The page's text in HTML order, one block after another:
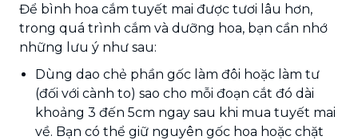
Để bình hoa cắm tuyết mai được tươi lâu hơn,
trong quá trình cắm và dưỡng hoa, bạn cần nhớ
những lưu ý như sau:
Dùng dao chẻ phần gốc làm đôi hoặc làm tư
(đối với cành to) sao cho mỗi đoạn cắt đó dài
khoảng 3 đến 5cm ngay sau khi mua tuyết mai
về. Bạn có thể giữ nguyên gốc hoa hoặc chặt